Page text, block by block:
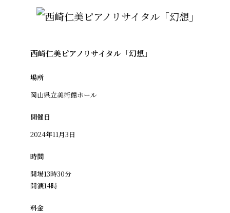
西崎仁美ピアノリサイタル「幻想」
場所
岡山県立美術館ホール
開催日
2024年11月3日
時間
開場13時30分
開演14時
料金